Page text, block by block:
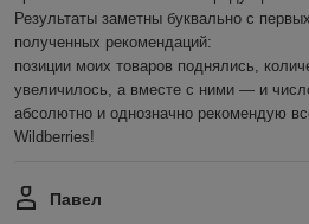
Результаты заметны буквально с
полученных рекомендаций:
позиции моих товаров поднялись,
увеличилось, а вместе с ними — и
абсолютно и однозначно рекомендую
Wildberries!
Павел